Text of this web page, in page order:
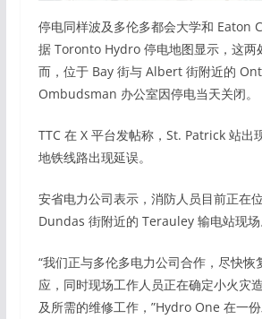
停电同样波及多伦多都会大学和 Eaton
据 Toronto Hydro 停电地图显示，这两
而，位于 Bay 街与 Albert 街附近的
Ombudsman 办公室因停电当天关闭。
TTC 在 X 平台发帖称，St. Patrick 站出
地铁线路出现延误。
安省电力公司表示，消防人员目前正在
Dundas 街附近的 Terauley 输电站现场
“我们正与多伦多电力公司合作，尽快恢
应，同时现场工作人员正在确定小火灾
及所需的维修工作，”Hydro One 在一